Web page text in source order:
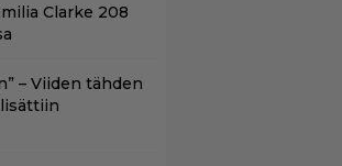
Clarke 208
– Viiden tähden